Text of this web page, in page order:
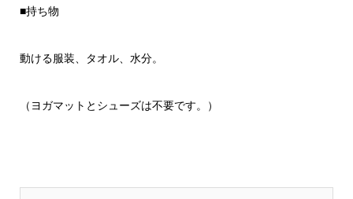
■持ち物
動ける服装、タオル、水分。
（ヨガマットとシューズは不要です。）